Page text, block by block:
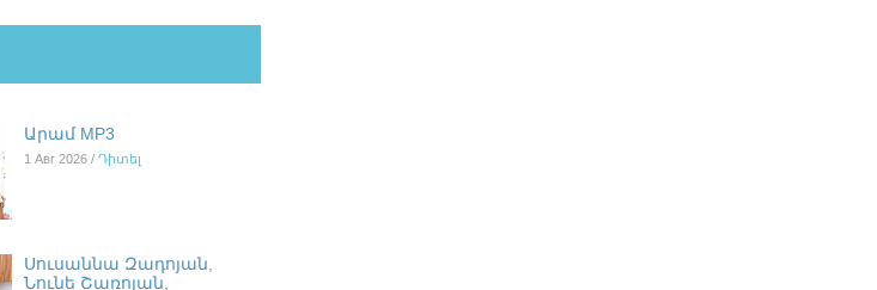
Արամ MP3
1 Авг 2026 / Դիտել
Սուսաննա Զադոյան,
Նունե Շառոյան,